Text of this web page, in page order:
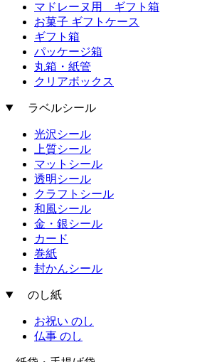
マドレーヌ用 ギフト箱
お菓子 ギフトケース
ギフト箱
パッケージ箱
丸箱・紙管
クリアボックス
ラベルシール
光沢シール
上質シール
マットシール
透明シール
クラフトシール
和風シール
金・銀シール
カード
巻紙
封かんシール
のし紙
お祝い のし
仏事 のし